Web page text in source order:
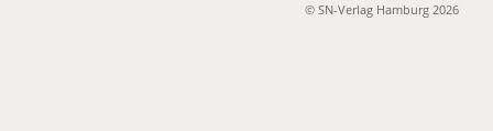
© SN-Verlag Hamburg 2026